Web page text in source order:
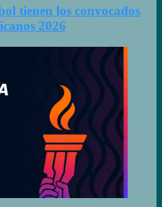
tienen los convocados
2026